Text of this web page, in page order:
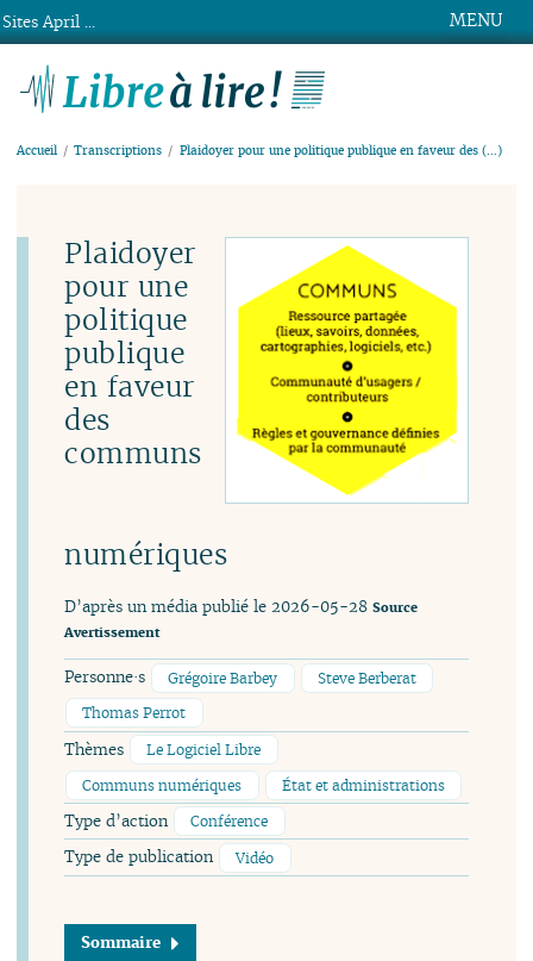
MENU
Accueil Transcriptions Plaidoyer pour une politique publique en faveur des (…)
Plaidoyer
pour une
politique
publique
en faveur
des
communs
numériques
D’après un média publié le 2026-05-28 Source
Avertissement
Personne·s Grégoire Barbey
Steve Berberat
Thomas Perrot
Thèmes
Le Logiciel Libre
Communs numériques
État et administrations
Type d’action Conférence
Type de publication Vidéo
Sommaire
Sites April ...